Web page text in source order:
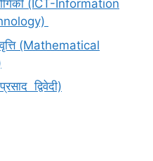
(ICT-Information
(Mathematical
द्विवेदी)